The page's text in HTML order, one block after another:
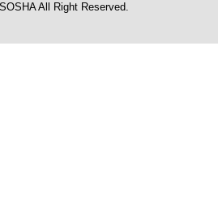
All Right Reserved.